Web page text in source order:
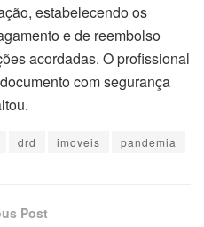
estabelecendo os
e de reembolso
acordadas. O profissional
com segurança
drd imoveis pandemia
Post